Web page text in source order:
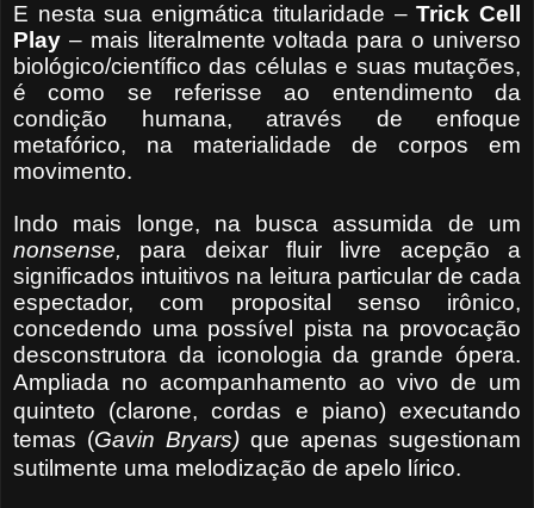
E nesta sua enigmática titularidade –Trick Cell
Play – mais literalmente voltada para o universo
biológico/científico das células e suas mutações,
é como se referisse ao entendimento da
condição humana, através de enfoque
metafórico, na materialidade de corpos em
movimento.
Indo mais longe, na busca assumida de um
nonsense, para deixar fluir livre acepção a
significados intuitivos na leitura particular de cada
espectador, com proposital senso irônico,
concedendo uma possível pista na provocação
desconstrutora da iconologia da grande ópera.
Ampliada no acompanhamento ao vivo de um
quinteto (clarone, cordas e piano) executando
temas (Gavin Bryars) que apenas sugestionam
sutilmente uma melodização de apelo lírico.